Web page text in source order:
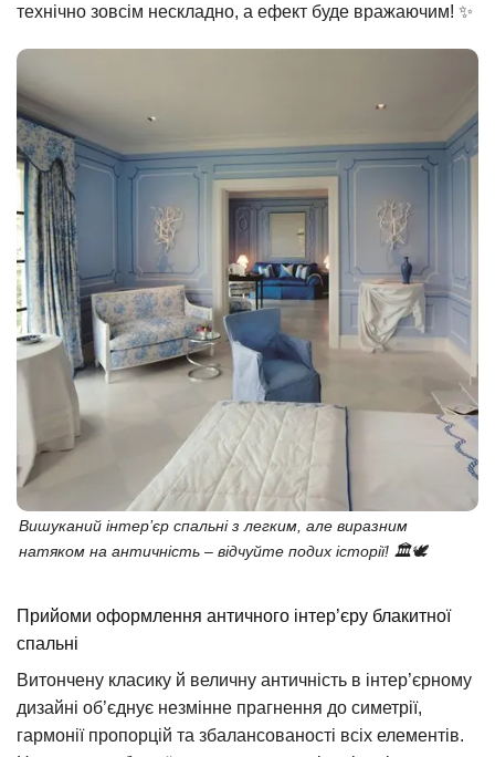
технічно зовсім нескладно, а ефект буде вражаючим! ✨
Вишуканий інтер’єр спальні з легким, але виразним
натяком на античність – відчуйте подих історії! 🏛️🕊️
Прийоми оформлення античного інтер’єру блакитної
спальні
Витончену класику й величну античність в інтер’єрному
дизайні об’єднує незмінне прагнення до симетрії,
гармонії пропорцій та збалансованості всіх елементів.